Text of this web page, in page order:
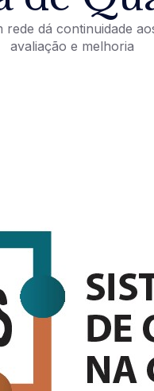
rede dá continuidade
avaliação e melhoria